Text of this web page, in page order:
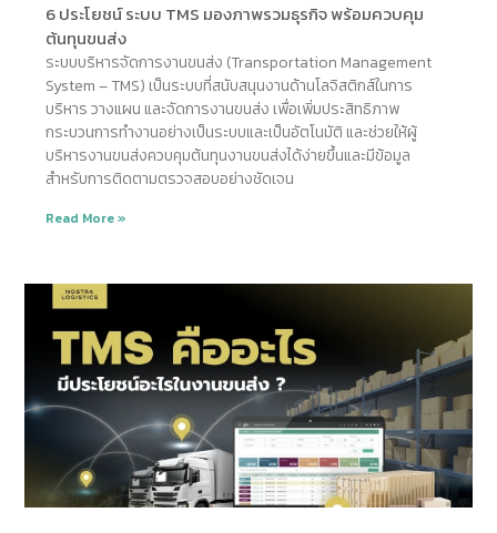
6 ประโยชน์ ระบบ TMS มองภาพรวมธุรกิจ พร้อมควบคุม
ต้นทุนขนส่ง
ระบบบริหารจัดการงานขนส่ง (Transportation Management
System – TMS) เป็นระบบที่สนับสนุนงานด้านโลจิสติกส์ในการ
บริหาร วางแผน และจัดการงานขนส่ง เพื่อเพิ่มประสิทธิภาพ
กระบวนการทำงานอย่างเป็นระบบและเป็นอัตโนมัติ และช่วยให้ผู้
บริหารงานขนส่งควบคุมต้นทุนงานขนส่งได้ง่ายขึ้นและมีข้อมูล
สำหรับการติดตามตรวจสอบอย่างชัดเจน
Read More »